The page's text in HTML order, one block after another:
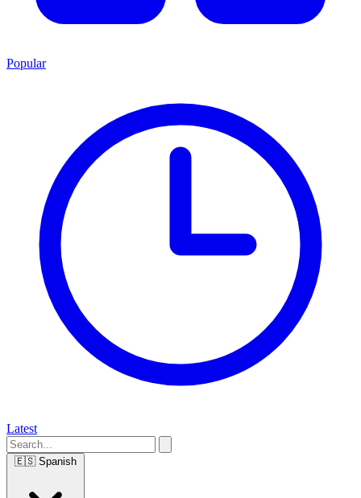
Popular
Latest
🇪🇸 Spanish